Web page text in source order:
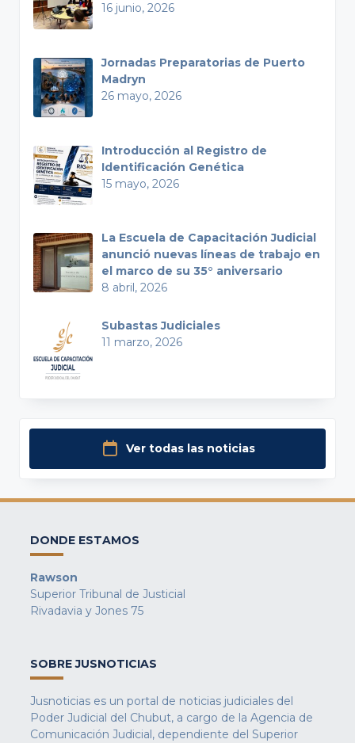
16 junio, 2026
Jornadas Preparatorias de Puerto
Madryn
26 mayo, 2026
Introducción al Registro de
Identificación Genética
15 mayo, 2026
La Escuela de Capacitación Judicial
anunció nuevas líneas de trabajo en
el marco de su 35° aniversario
8 abril, 2026
Subastas Judiciales
11 marzo, 2026
Ver todas las noticias
DONDE ESTAMOS
Rawson
Superior Tribunal de Justicial
Rivadavia y Jones 75
SOBRE JUSNOTICIAS
Jusnoticias es un portal de noticias judiciales del
Poder Judicial del Chubut, a cargo de la Agencia de
Comunicación Judicial, dependiente del Superior